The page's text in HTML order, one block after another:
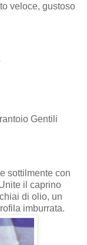
veloce, gustoso
Gentili
sottilmente con
il caprino
di olio, un
imburrata.